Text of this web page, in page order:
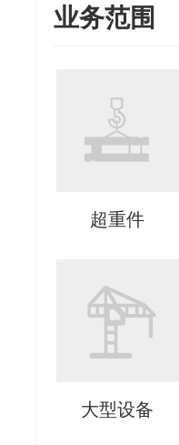
业务范围
超重件
大型设备